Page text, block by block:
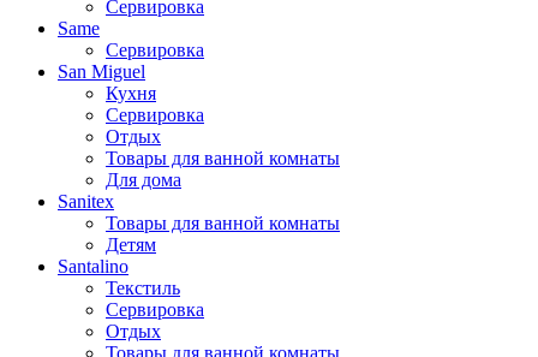
Сервировка
Same
Сервировка
San Miguel
Кухня
Сервировка
Отдых
Товары для ванной комнаты
Для дома
Sanitex
Товары для ванной комнаты
Детям
Santalino
Текстиль
Сервировка
Отдых